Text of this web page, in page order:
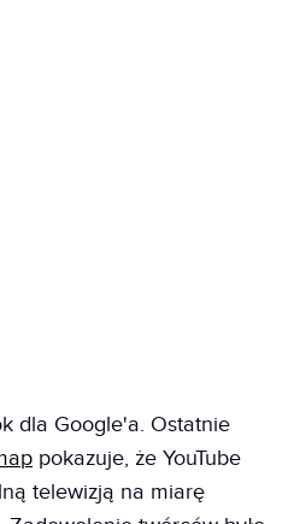
dla Google'a. Ostatnie
pokazuje, że YouTube
telewizją na miarę